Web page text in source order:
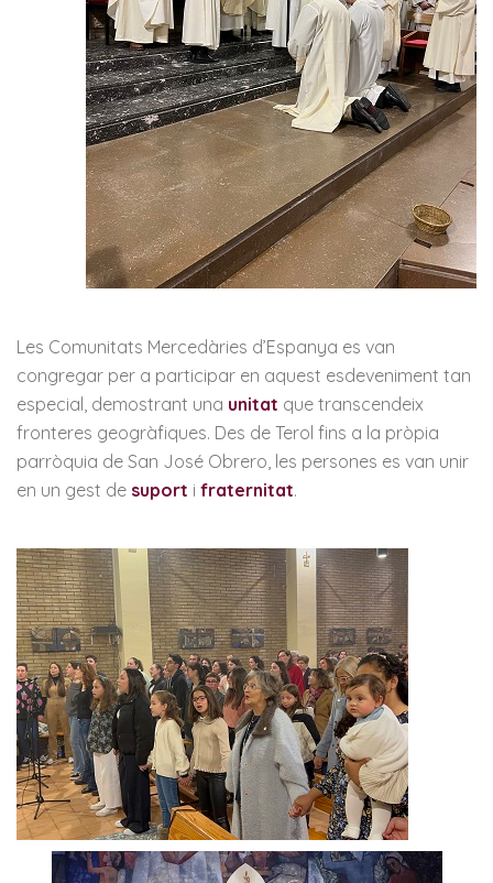
Les Comunitats Mercedàries d’Espanya es van
congregar per a participar en aquest esdeveniment tan
especial, demostrant una unitat que transcendeix
fronteres geogràfiques. Des de Terol fins a la pròpia
parròquia de San José Obrero, les persones es van unir
en un gest de suport i fraternitat.